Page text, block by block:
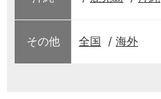
その他 全国 海外